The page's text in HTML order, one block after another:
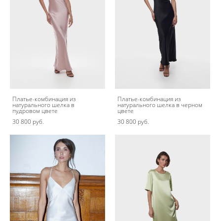
Платье-комбинация из
натурального шелка в
пудровом цвете
30 800 pуб.
Платье-комбинация из
натурального шелка в черном
цвете
30 800 pуб.